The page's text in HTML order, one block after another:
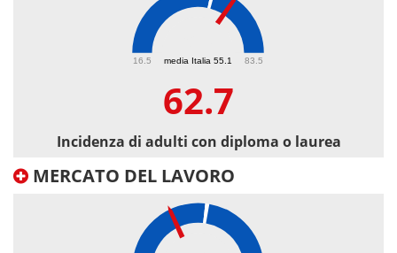
media Italia 55.1
16.5 83.5
62.7
Incidenza di adulti con diploma o laurea
MERCATO DEL LAVORO